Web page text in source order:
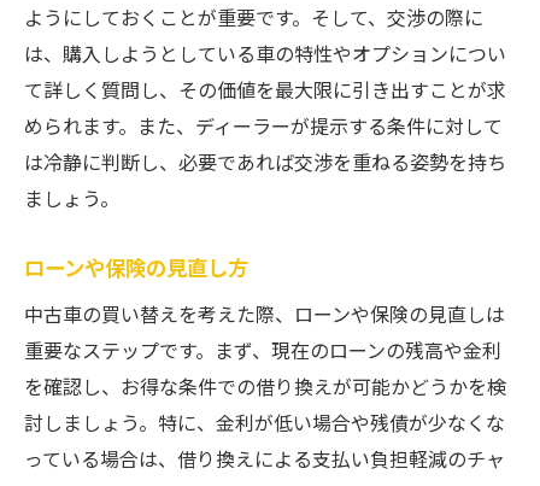
ようにしておくことが重要です。そして、交渉の際に
は、購入しようとしている車の特性やオプションについ
て詳しく質問し、その価値を最大限に引き出すことが求
められます。また、ディーラーが提示する条件に対して
は冷静に判断し、必要であれば交渉を重ねる姿勢を持ち
ましょう。
ローンや保険の見直し方
中古車の買い替えを考えた際、ローンや保険の見直しは
重要なステップです。まず、現在のローンの残高や金利
を確認し、お得な条件での借り換えが可能かどうかを検
討しましょう。特に、金利が低い場合や残債が少なくな
っている場合は、借り換えによる支払い負担軽減のチャ